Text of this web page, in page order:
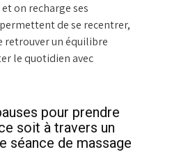
on recharge ses
de se recentrer,
retrouver un équilibre
le quotidien avec
pour prendre
soit à travers un
séance de massage